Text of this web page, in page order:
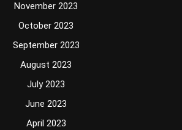
November 2023
October 2023
September 2023
August 2023
July 2023
June 2023
April 2023